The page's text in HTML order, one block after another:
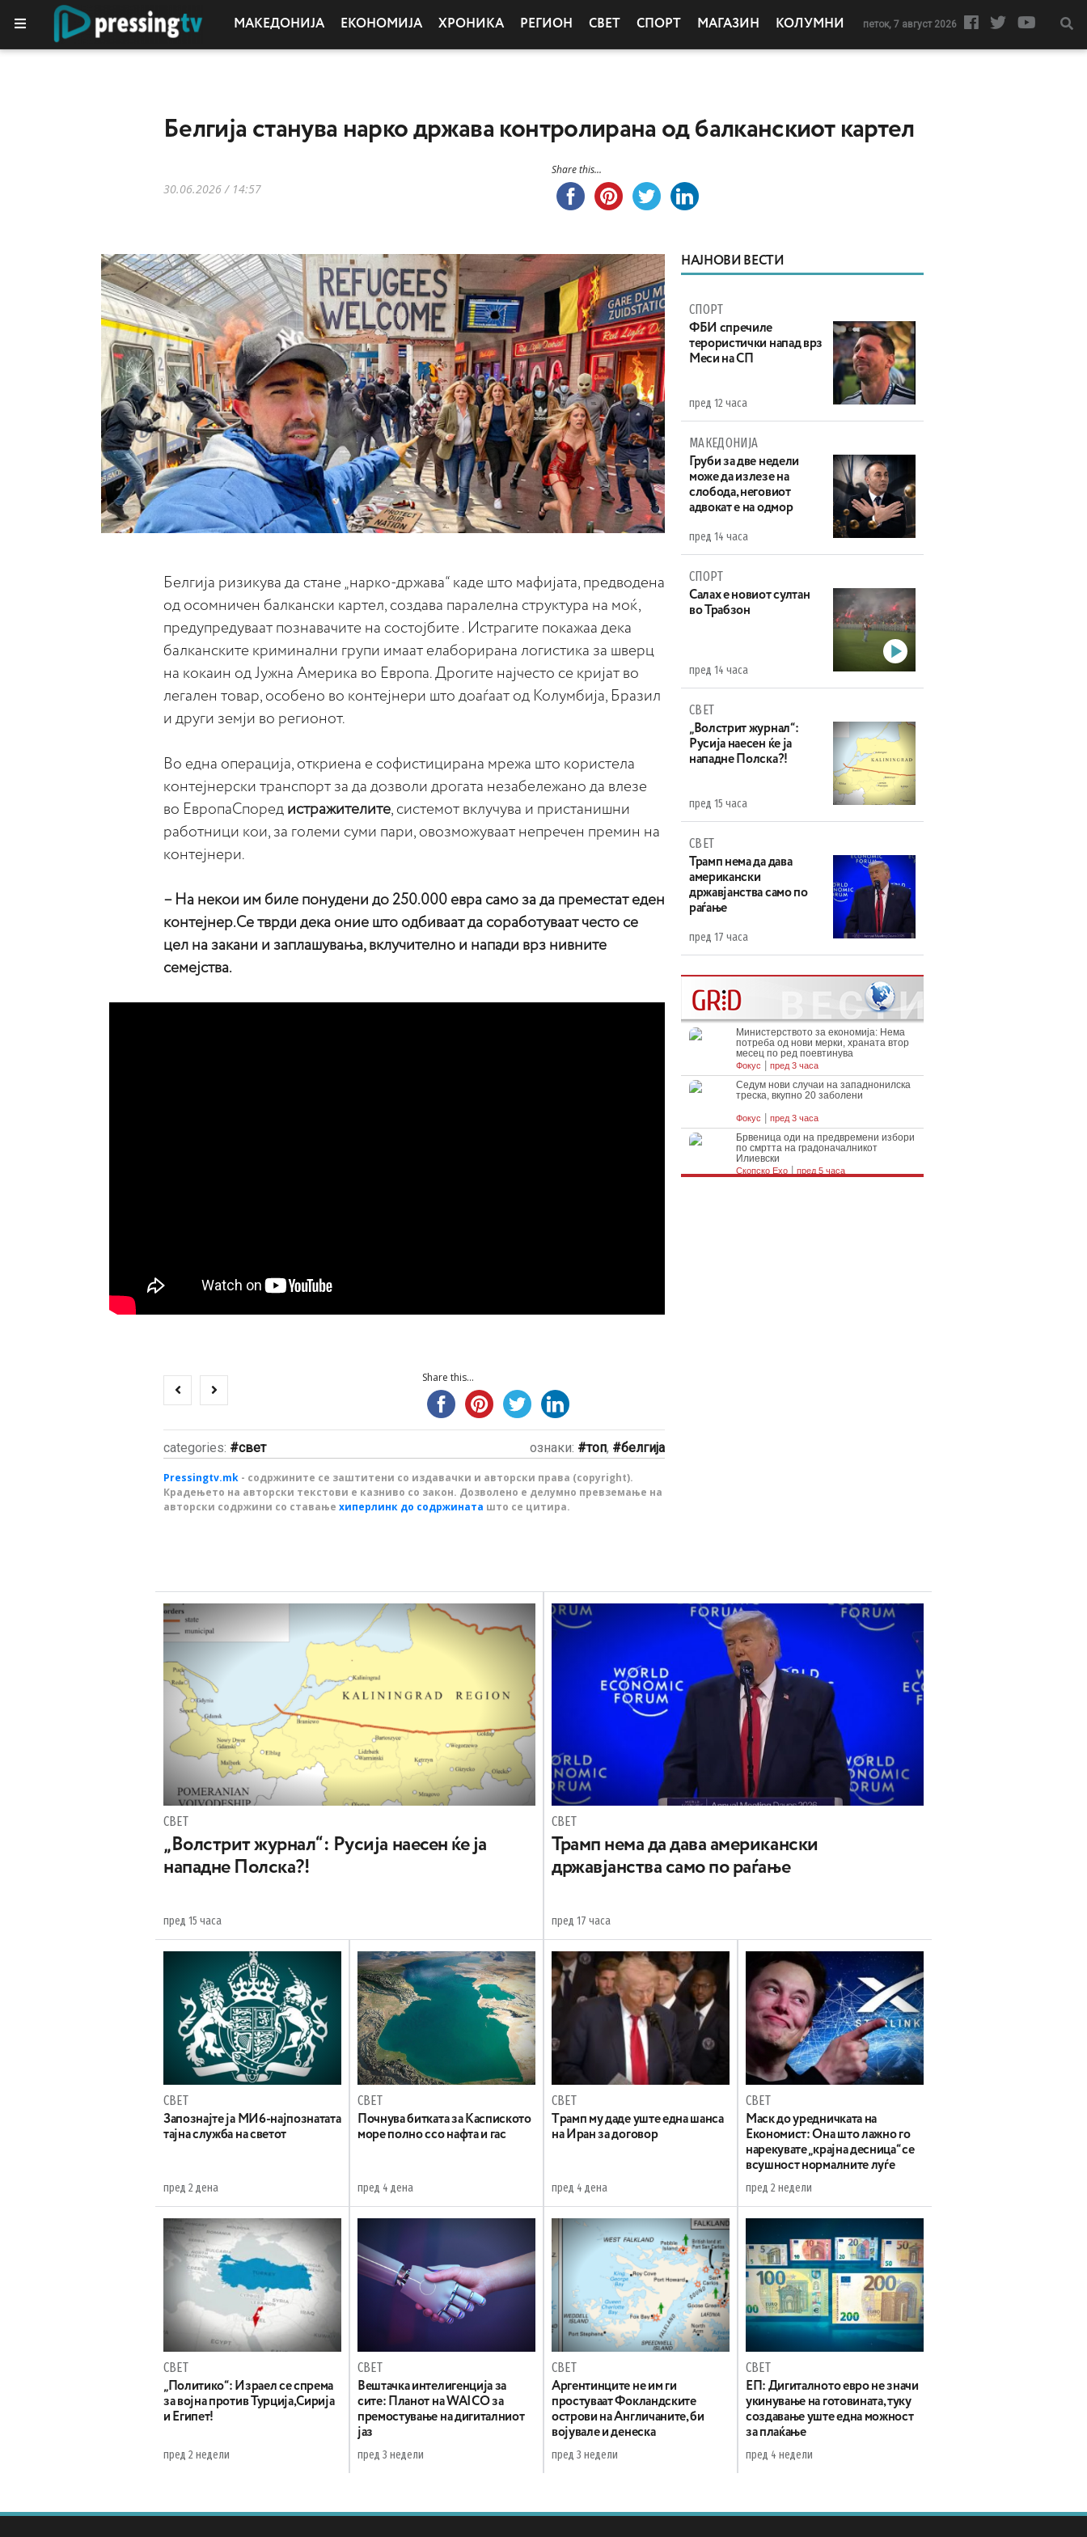
МАКЕДОНИЈА ЕКОНОМИЈА ХРОНИКА РЕГИОН СВЕТ СПОРТ МАГАЗИН КОЛУМНИ петок, 7 август 2026
Белгија станува нарко држава контролирана од балканскиот картел
30.06.2026 / 14:57
Share this...
Белгија ризикува да стане „нарко-држава“ каде што мафијата, предводена
од осомничен балкански картел, создава паралелна структура на моќ,
предупредуваат познавачите на состојбите . Истрагите покажаа дека
балканските криминални групи имаат елаборирана логистика за шверц
на кокаин од Јужна Америка во Европа. Дрогите најчесто се кријат во
легален товар, особено во контејнери што доаѓаат од Колумбија, Бразил
и други земји во регионот.
Во една операција, откриена е софистицирана мрежа што користела
контејнерски транспорт за да дозволи дрогата незабележано да влезе
во ЕвропаСпоред истражителите, системот вклучува и пристанишни
работници кои, за големи суми пари, овозможуваат непречен премин на
контејнери.
– На некои им биле понудени до 250.000 евра само за да преместат еден
контејнер.Се тврди дека оние што одбиваат да соработуваат често се
цел на закани и заплашувања, вклучително и напади врз нивните
семејства.
Share this...
categories: свет ознаки: топ, белгија
Pressingtv.mk - содржините се заштитени со издавачки и авторски права (copyright).
Крадењето на авторски текстови е казниво со закон. Дозволено е делумно превземање на
авторски содржини со ставање хиперлинк до содржината што се цитира.
НАЈНОВИ ВЕСТИ
СПОРТ
ФБИ спречиле
терористички напад врз
Меси на СП
пред 12 часа
МАКЕДОНИЈА
Груби за две недели
може да излезе на
слобода, неговиот
адвокат е на одмор
пред 14 часа
СПОРТ
Салах е новиот султан
во Трабзон
пред 14 часа
СВЕТ
„Волстрит журнал“:
Русија наесен ќе ја
нападне Полска?!
пред 15 часа
СВЕТ
Трамп нема да дава
американски
државјанства само по
раѓање
пред 17 часа
СВЕТ
„Волстрит журнал“: Русија наесен ќе ја
нападне Полска?!
пред 15 часа
СВЕТ
Трамп нема да дава американски
државјанства само по раѓање
пред 17 часа
СВЕТ
Запознајте ја МИ6-најпознатата
тајна служба на светот
пред 2 дена
СВЕТ
Почнува битката за Каспиското
море полно ссо нафта и гас
пред 4 дена
СВЕТ
Tрамп му даде уште една шанса
на Иран за договор
пред 4 дена
СВЕТ
Маск до уредничката на
Економист: Она што лажно го
нарекувате „крајна десница“ се
всушност нормалните луѓе
пред 2 недели
СВЕТ
„Политико“: Израел се спрема
за војна против Турција,Сирија
и Египет!
пред 2 недели
СВЕТ
Вештачка интелигенција за
сите: Планот на WAICO за
премостување на дигиталниот
јаз
пред 3 недели
СВЕТ
Аргентинците не им ги
простуваат Фокландските
острови на Англичаните, би
војувале и денеска
пред 3 недели
СВЕТ
ЕП: Дигиталното евро не значи
укинување на готовината, туку
создавање уште една можност
за плаќање
пред 4 недели